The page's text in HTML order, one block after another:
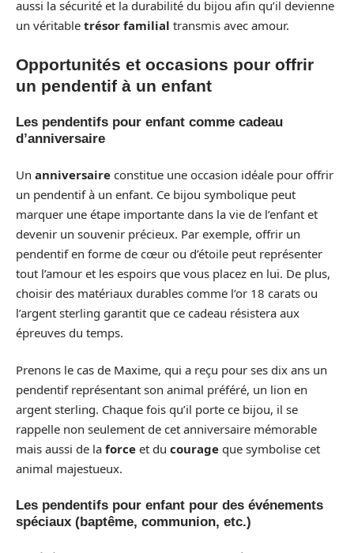
aussi la sécurité et la durabilité du bijou afin qu’il devienne
un véritable trésor familial transmis avec amour.
Opportunités et occasions pour offrir
un pendentif à un enfant
Les pendentifs pour enfant comme cadeau
d’anniversaire
Un anniversaire constitue une occasion idéale pour offrir
un pendentif à un enfant. Ce bijou symbolique peut
marquer une étape importante dans la vie de l’enfant et
devenir un souvenir précieux. Par exemple, offrir un
pendentif en forme de cœur ou d’étoile peut représenter
tout l’amour et les espoirs que vous placez en lui. De plus,
choisir des matériaux durables comme l’or 18 carats ou
l’argent sterling garantit que ce cadeau résistera aux
épreuves du temps.
Prenons le cas de Maxime, qui a reçu pour ses dix ans un
pendentif représentant son animal préféré, un lion en
argent sterling. Chaque fois qu’il porte ce bijou, il se
rappelle non seulement de cet anniversaire mémorable
mais aussi de la force et du courage que symbolise cet
animal majestueux.
Les pendentifs pour enfant pour des événements
spéciaux (baptême, communion, etc.)